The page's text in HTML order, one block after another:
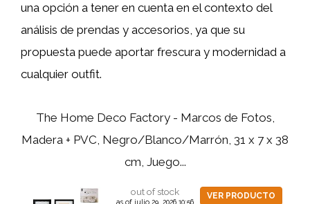
una opción a tener en cuenta en el contexto del
análisis de prendas y accesorios, ya que su
propuesta puede aportar frescura y modernidad a
cualquier outfit.
The Home Deco Factory - Marcos de Fotos,
Madera + PVC, Negro/Blanco/Marrón, 31 x 7 x 38
cm, Juego...
out of stock
as of julio 29, 2026 10:56
VER PRODUCTO